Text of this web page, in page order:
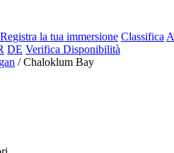
Registra la tua immersione Classifica
DE Verifica Disponibilità
/ Chaloklum Bay